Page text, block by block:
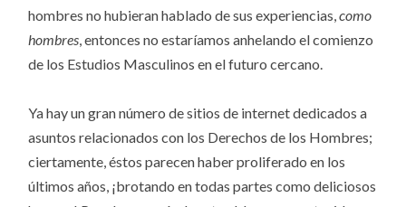
hombres no hubieran hablado de sus experiencias,como
hombres , entonces no estaríamos anhelando el comienzo
de los Estudios Masculinos en el futuro cercano.
Ya hay un gran número de sitios de internet dedicados a
asuntos relacionados con los Derechos de los Hombres;
ciertamente, éstos parecen haber proliferado en los
últimos años, ¡brotando en todas partes como deliciosos